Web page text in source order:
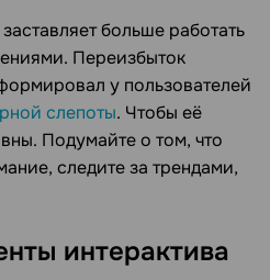
больше работать
Переизбыток
у пользователей
слепоты. Чтобы её
Подумайте о том, что
следите за трендами,
интерактива